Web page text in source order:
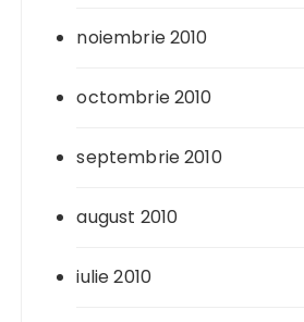
noiembrie 2010
octombrie 2010
septembrie 2010
august 2010
iulie 2010